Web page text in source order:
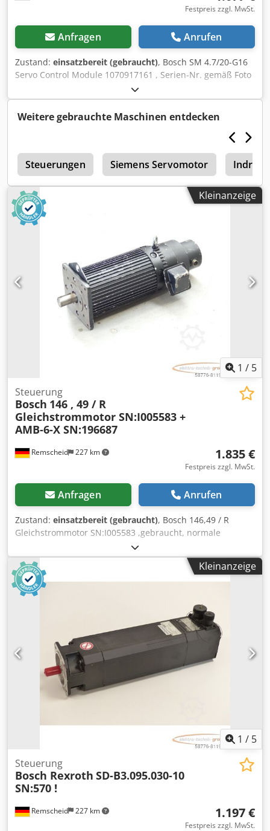
Festpreis zzgl. MwSt.
Anfragen Anrufen
Zustand: einsatzbereit (gebraucht), Bosch SM 4.7/20-G16
Servo Control Module 1070917161 , Serien-Nr. gemäß Foto
,gebraucht, geringe Gebrauchsspuren, 100%
funktionsfähig, Lieferumfang gem. Fotos Dkedoi D Ufdspfx
Ag Rer
Weitere gebrauchte Maschinen entdecken
Steuerungen Siemens Servomotor
Kleinanzeige
1 / 5
Remscheid 227 km
Steuerung
Bosch 146 , 49 / R
Gleichstrommotor SN:I005583 +
AMB-6-X SN:196687
1.835 €
Festpreis zzgl. MwSt.
Anfragen Anrufen
Zustand: einsatzbereit (gebraucht), Bosch 146,49 / R
Gleichstrommotor SN:I005583 ,gebraucht, normale
Gebrauchsspuren, 100% funktionsfähig, Lieferumfang
gem. Fotos Djdpfx Aji D E N Nog Rokr
Kleinanzeige
1 / 5
Remscheid 227 km
Steuerung
Bosch Rexroth SD-B3.095.030-10
SN:570 !
1.197 €
Festpreis zzgl. MwSt.